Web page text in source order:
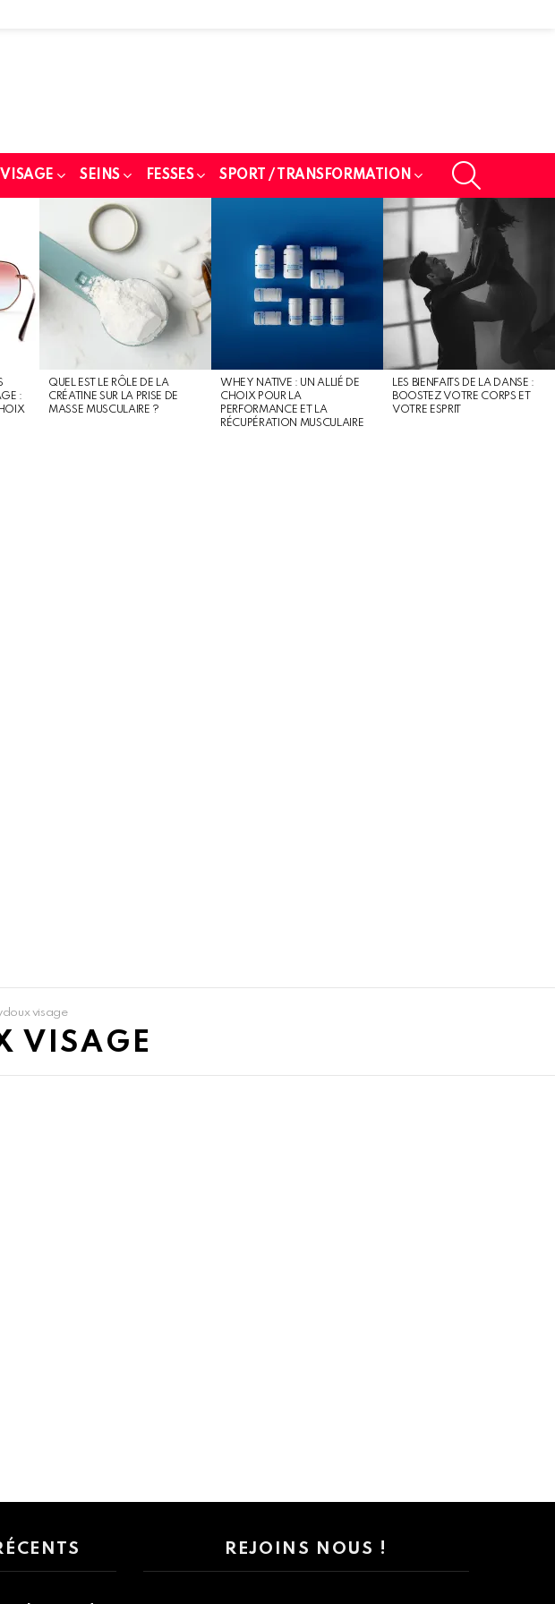
VISAGE SEINS FESSES SPORT / TRANSFORMATION
:
QUEL EST LE RÔLE DE LA
CRÉATINE SUR LA PRISE DE
MASSE MUSCULAIRE ?
WHEY NATIVE : UN ALLIÉ DE
CHOIX POUR LA
PERFORMANCE ET LA
RÉCUPÉRATION MUSCULAIRE
LES BIENFAITS DE LA DANSE :
BOOSTEZ VOTRE CORPS ET
VOTRE ESPRIT
visage
VISAGE
REJOINS NOUS !